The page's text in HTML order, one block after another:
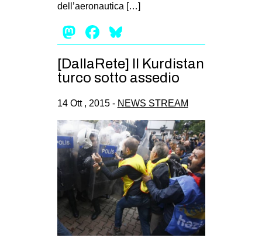
dell’aeronautica […]
Mastodon
Facebook
[DallaRete] Il Kurdistan
turco sotto assedio
14 Ott , 2015 - NEWS STREAM